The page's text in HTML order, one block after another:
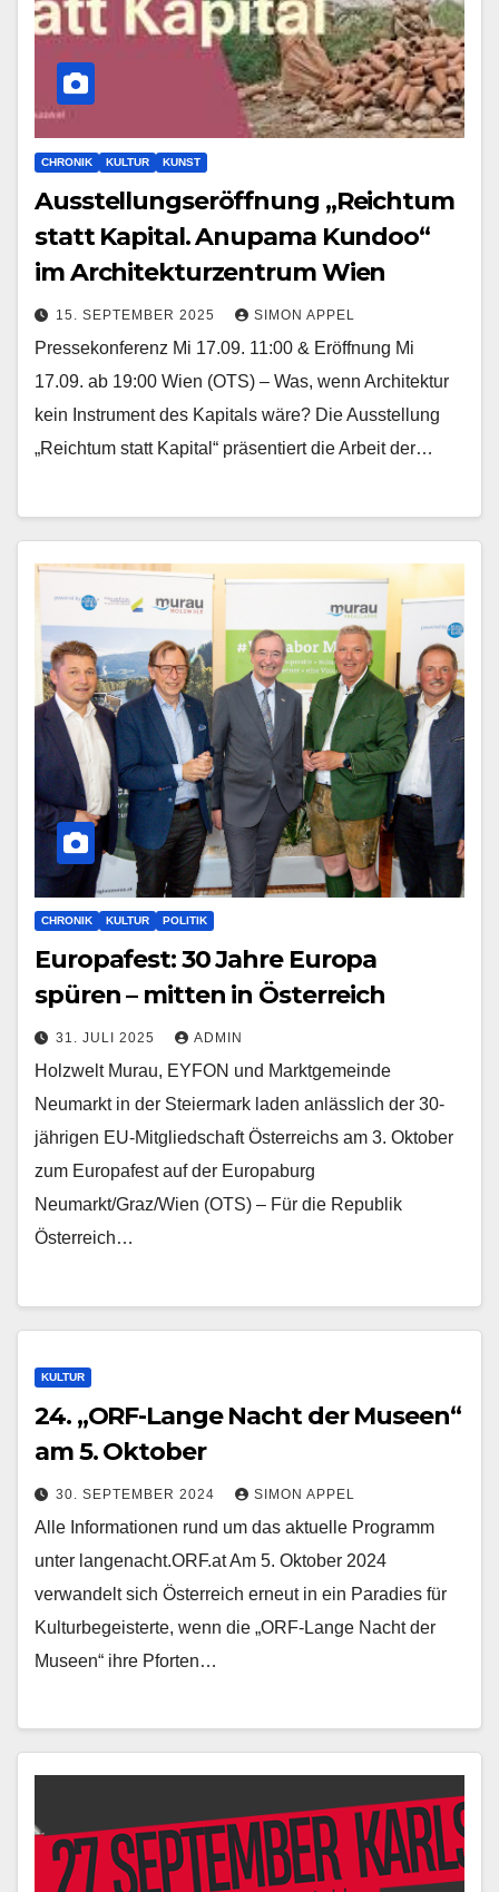
CHRONIK KULTUR KUNST
Ausstellungseröffnung „Reichtum
statt Kapital. Anupama Kundoo“
im Architekturzentrum Wien
15. SEPTEMBER 2025 SIMON APPEL
Pressekonferenz Mi 17.09. 11:00 & Eröffnung Mi
17.09. ab 19:00 Wien (OTS) – Was, wenn Architektur
kein Instrument des Kapitals wäre? Die Ausstellung
„Reichtum statt Kapital“ präsentiert die Arbeit der…
CHRONIK KULTUR POLITIK
Europafest: 30 Jahre Europa
spüren – mitten in Österreich
31. JULI 2025 ADMIN
Holzwelt Murau, EYFON und Marktgemeinde
Neumarkt in der Steiermark laden anlässlich der 30-
jährigen EU-Mitgliedschaft Österreichs am 3. Oktober
zum Europafest auf der Europaburg
Neumarkt/Graz/Wien (OTS) – Für die Republik
Österreich…
KULTUR
24. „ORF-Lange Nacht der Museen“
am 5. Oktober
30. SEPTEMBER 2024 SIMON APPEL
Alle Informationen rund um das aktuelle Programm
unter langenacht.ORF.at Am 5. Oktober 2024
verwandelt sich Österreich erneut in ein Paradies für
Kulturbegeisterte, wenn die „ORF-Lange Nacht der
Museen“ ihre Pforten…